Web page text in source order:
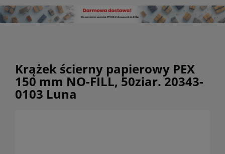
Krążek ścierny papierowy PEX
150 mm NO-FILL, 50ziar. 20343-
0103 Luna